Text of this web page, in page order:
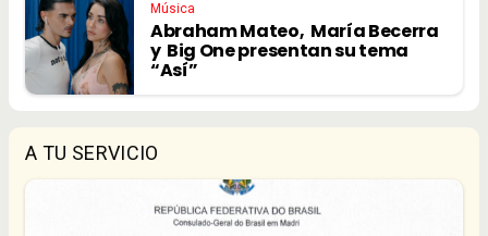
Música
Abraham Mateo, María Becerra
y Big One presentan su tema
“Así”
A TU SERVICIO